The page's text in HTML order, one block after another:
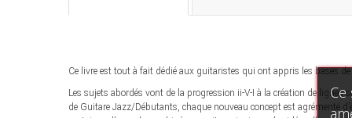
Ce livre est tout à fait dédié aux guitaristes qui ont appris les bases
Les sujets abordés vont de la progression ii-V-I à la création de
de Guitare Jazz/Débutants, chaque nouveau concept est agrémenté
Ce